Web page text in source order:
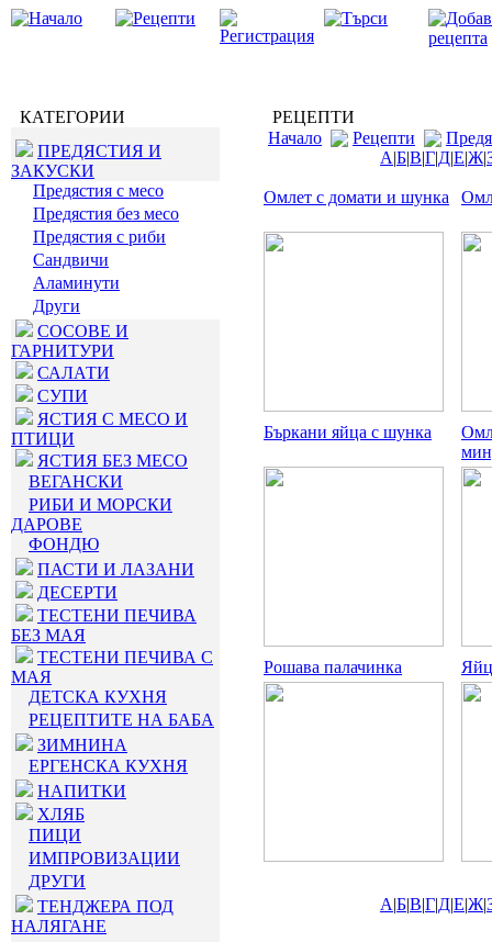
КАТЕГОРИИ
ПРЕДЯСТИЯ И
ЗАКУСКИ
Предястия с месо
Предястия без месо
Предястия с риби
Сандвичи
Аламинути
Други
СОСОВЕ И
ГАРНИТУРИ
САЛАТИ
СУПИ
ЯСТИЯ С МЕСО И
ПТИЦИ
ЯСТИЯ БЕЗ МЕСО
ВЕГАНСКИ
РИБИ И МОРСКИ
ДАРОВЕ
ФОНДЮ
ПАСТИ И ЛАЗАНИ
ДЕСЕРТИ
ТЕСТЕНИ ПЕЧИВА
БЕЗ МАЯ
ТЕСТЕНИ ПЕЧИВА С
МАЯ
ДЕТСКА КУХНЯ
РЕЦЕПТИТЕ НА БАБА
ЗИМНИНА
ЕРГЕНСКА КУХНЯ
НАПИТКИ
ХЛЯБ
ПИЦИ
ИМПРОВИЗАЦИИ
ДРУГИ
ТЕНДЖЕРА ПОД
НАЛЯГАНЕ
РЕЦЕПТИ
Начало
Рецепти
А|Б|В|Г|Д|Е|Ж|
Омлет с домати и шунка
Бъркани яйца с шунка
Рошава палачинка
А|Б|В|Г|Д|Е|Ж|